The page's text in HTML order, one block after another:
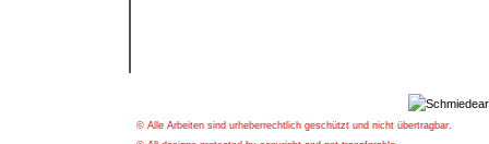
© Alle Arbeiten sind urheberrechtlich geschützt und nicht übertragbar.